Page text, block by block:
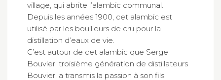
village, qui abrite l’alambic communal.
Depuis les années 1900, cet alambic est
utilisé par les bouilleurs de cru pour la
distillation d’eaux de vie.
C’est autour de cet alambic que Serge
Bouvier, troisième génération de distillateurs
Bouvier, a transmis la passion à son fils